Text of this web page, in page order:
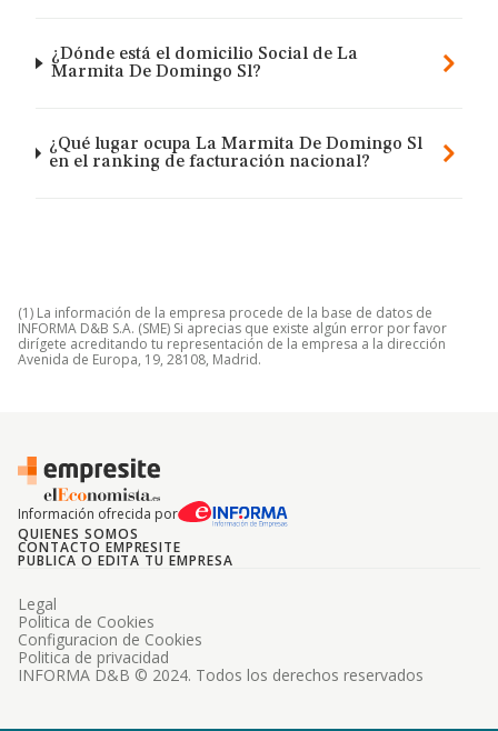
¿Dónde está el domicilio Social de La
Marmita De Domingo Sl?
¿Qué lugar ocupa La Marmita De Domingo Sl
en el ranking de facturación nacional?
(1) La información de la empresa procede de la base de datos de
INFORMA D&B S.A. (SME) Si aprecias que existe algún error por favor
dirígete acreditando tu representación de la empresa a la dirección
Avenida de Europa, 19, 28108, Madrid.
Información ofrecida por
QUIENES SOMOS
CONTACTO EMPRESITE
PUBLICA O EDITA TU EMPRESA
INFORMA D&B © 2024. Todos los derechos reservados
Legal
Politica de Cookies
Configuracion de Cookies
Politica de privacidad